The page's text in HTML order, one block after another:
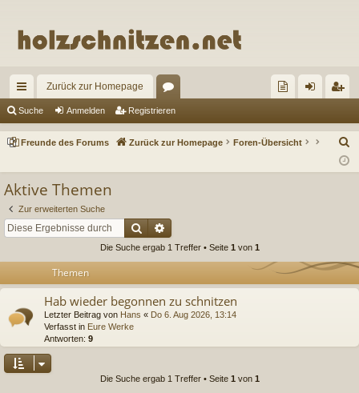
ch
ne
ug
riff
Zurück zur Homepage
or
en un m ist
rie
Suche Anmelden Registrieren
Freunde des Forums Zurück zur Homepage Foren-Übersicht
Aktive Themen
Zur erweiterten Suche
Suche
Die Suche ergab 1 Treffer • Seite 1 von 1
Themen
Hab wieder begonnen zu schnitzen
Letzter Beitrag von Hans « Do 6. Aug 2026, 13:14
Verfasst in Eure Werke
Antworten: 9
Die Suche ergab 1 Treffer • Seite 1 von 1